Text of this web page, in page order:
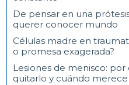
De pensar en una
querer conocer mundo
Células madre en
o promesa exagerada?
Lesiones de menisco:
quitarlo y cuándo